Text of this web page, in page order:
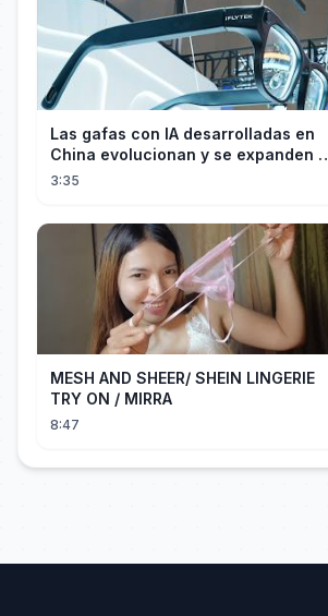
Las gafas con IA desarrolladas en
China evolucionan y se expanden a
los mercados internacionales
3:35
MESH AND SHEER/ SHEIN LINGERIE
TRY ON / MIRRA
8:47